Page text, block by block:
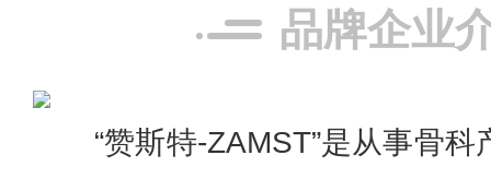
品牌企业
“赞斯特-ZAMST”是从事骨